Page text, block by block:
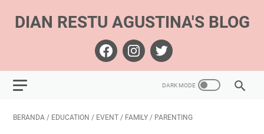
DIAN RESTU AGUSTINA'S BLOG
BERANDA / EDUCATION / EVENT / FAMILY / PARENTING